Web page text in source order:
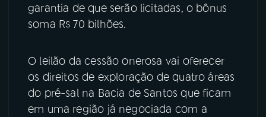
07ÚLTIMAS
08FESTIVAL DE MÚSICA
ACOMPANHE A RÁDIO NACIONAL
garantia de que serão licitadas, o bônus
soma R$ 70 bilhões.
O leilão da cessão onerosa vai oferecer
os direitos de exploração de quatro áreas
do pré-sal na Bacia de Santos que ficam
em uma região já negociada com a